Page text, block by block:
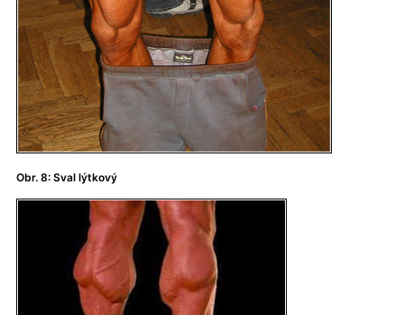
Obr. 8: Sval lýtkový